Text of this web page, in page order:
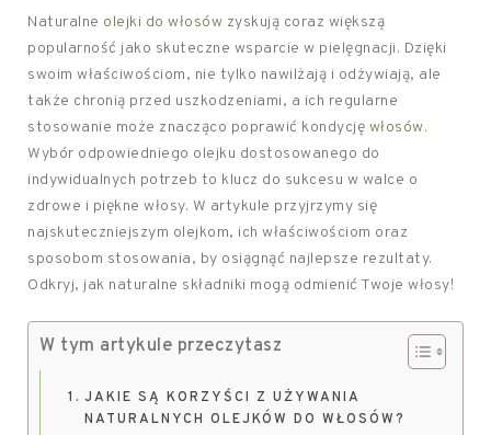
Naturalne olejki do włosów zyskują coraz większą
popularność jako skuteczne wsparcie w pielęgnacji. Dzięki
swoim właściwościom, nie tylko nawilżają i odżywiają, ale
także chronią przed uszkodzeniami, a ich regularne
stosowanie może znacząco poprawić kondycję włosów.
Wybór odpowiedniego olejku dostosowanego do
indywidualnych potrzeb to klucz do sukcesu w walce o
zdrowe i piękne włosy. W artykule przyjrzymy się
najskuteczniejszym olejkom, ich właściwościom oraz
sposobom stosowania, by osiągnąć najlepsze rezultaty.
Odkryj, jak naturalne składniki mogą odmienić Twoje włosy!
W tym artykule przeczytasz
JAKIE SĄ KORZYŚCI Z UŻYWANIA
NATURALNYCH OLEJKÓW DO WŁOSÓW?